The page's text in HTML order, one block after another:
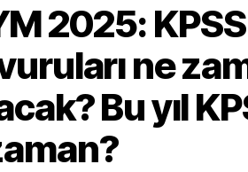
2025: KPSS
ne
Bu yıl